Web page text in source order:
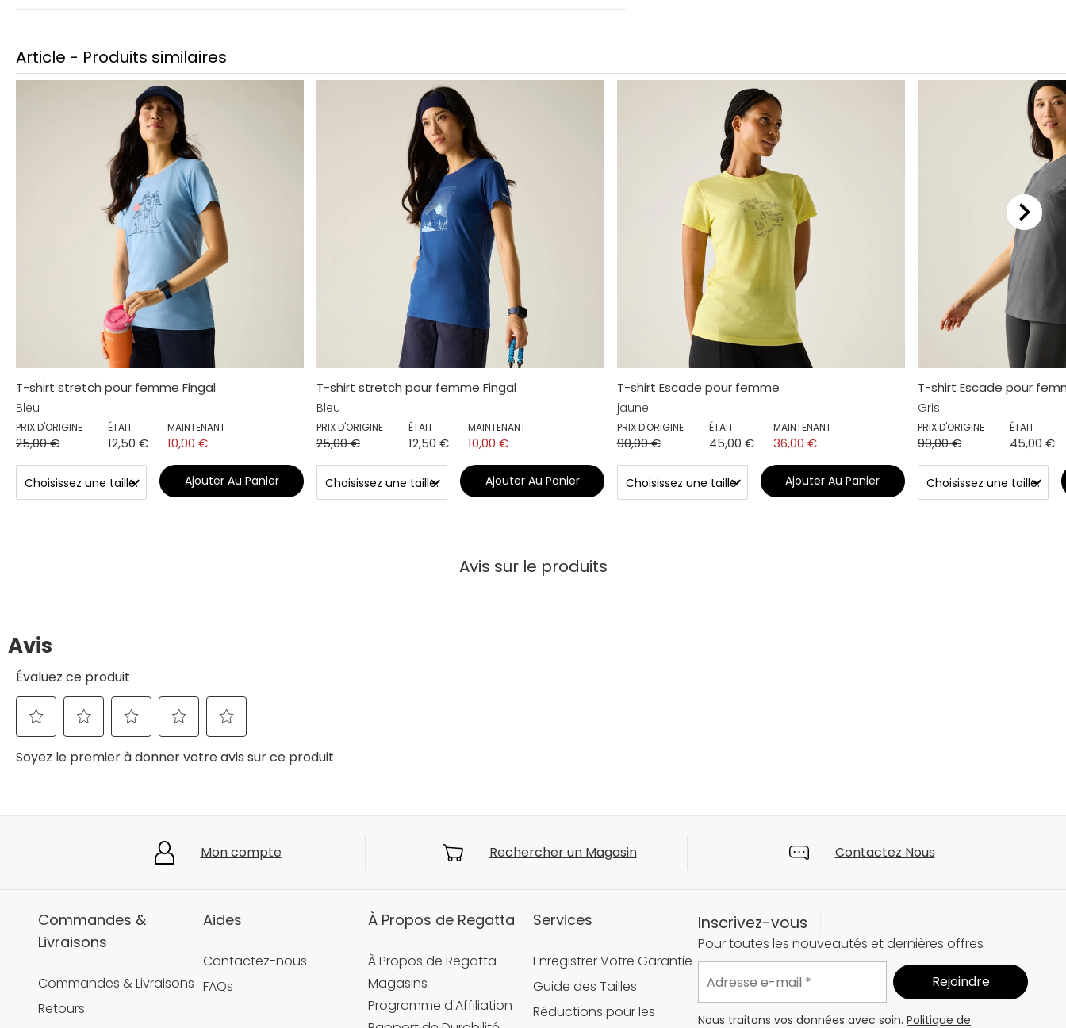
Article - Produits similaires
T-shirt stretch pour femme Fingal
Bleu
PRIX D'ORIGINE
25,00 €
ÉTAIT
12,50 €
MAINTENANT
10,00 €
Ajouter Au Panier
T-shirt stretch pour femme Fingal
Bleu
PRIX D'ORIGINE
25,00 €
ÉTAIT
12,50 €
MAINTENANT
10,00 €
Ajouter Au Panier
T-shirt Escade pour femme
jaune
PRIX D'ORIGINE
90,00 €
ÉTAIT
45,00 €
MAINTENANT
36,00 €
Ajouter Au Panier
T-shirt Escade pour
Gris
PRIX D'ORIGINE
90,00 €
ÉTAIT
45,00 €
Avis sur le produits
Mon compte Rechercher un Magasin Contactez Nous
Commandes &
Livraisons
Commandes & Livraisons
Retours
Aides
Contactez-nous
FAQs
À Propos de Regatta
À Propos de Regatta
Magasins
Programme d'Affiliation
Services
Enregistrer Votre Garantie
Guide des Tailles
Réductions pour les
Inscrivez-vous
Pour toutes les nouveautés et dernières offres
Nous traitons vos données avec soin. Politique de